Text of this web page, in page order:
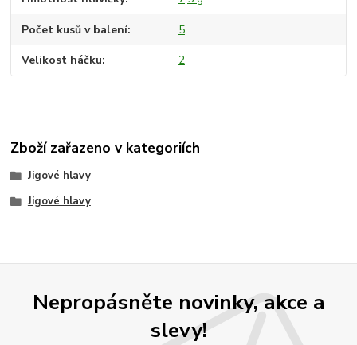
Počet kusů v balení 5
Velikost háčku 2
Zboží zařazeno v kategoriích
Jigové hlavy
Jigové hlavy
Nepropásněte novinky, akce a
slevy!